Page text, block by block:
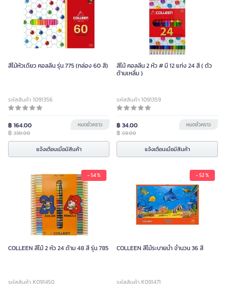
สีไม้หัวเดียว คอลลีน รุ่น 775 (กล่อง 60 สี)
รหัสสินค้า 1091356
฿ 164.00
฿ 330.00
หมดชั่วคราว
แจ้งเตือนเมื่อมีสินค้า
สีไม้ คอลลีน 2 หัว # มี 12 แท่ง 24 สี ( ตัว
ด้ามเหลี่ม )
รหัสสินค้า 1091359
฿ 34.00
฿ 69.00
หมดชั่วคราว
แจ้งเตือนเมื่อมีสินค้า
- 54 %
COLLEEN สีไม้ 2 หัว 24 ด้าม 48 สี รุ่น 785
รหัสสินค้า K091450
- 52 %
COLLEEN สีไม้ระบายน้ำ จำนวน 36 สี
รหัสสินค้า K091471